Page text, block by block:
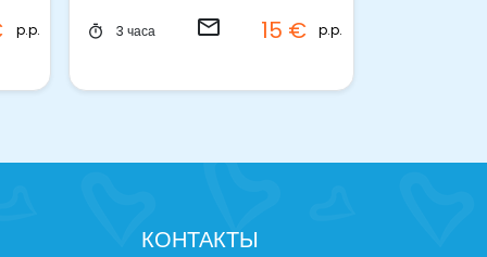
p.p. timer 3 часа email 15 € p.p.
КОНТАКТЫ